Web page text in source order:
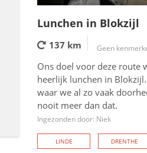
Lunchen in Blokzijl
137 km Geen
Ons doel voor deze route
heerlijk lunchen in
waar we al zo vaak
nooit meer dan dat.
Ingezonden door: Niek
LINDE DRENTHE